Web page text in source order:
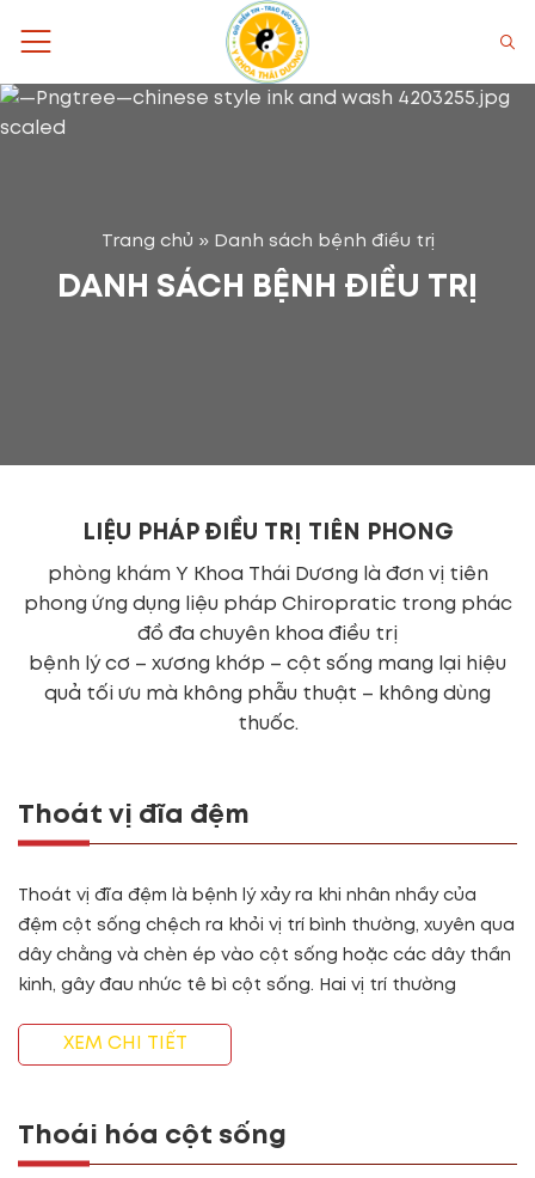
qua
dung
Trang chủ » Danh sách bệnh điều trị
DANH SÁCH BỆNH ĐIỀU TRỊ
LIỆU PHÁP ĐIỀU TRỊ TIÊN PHONG
phòng khám Y Khoa Thái Dương là đơn vị tiên
phong ứng dụng liệu pháp Chiropratic trong phác
đồ đa chuyên khoa điều trị
bệnh lý cơ – xương khớp – cột sống mang lại hiệu
quả tối ưu mà không phẫu thuật – không dùng
thuốc.
Thoát vị đĩa đệm
Thoát vị đĩa đệm là bệnh lý xảy ra khi nhân nhầy của
đệm cột sống chệch ra khỏi vị trí bình thường, xuyên qua
dây chằng và chèn ép vào cột sống hoặc các dây thần
kinh, gây đau nhức tê bì cột sống. Hai vị trí thường
XEM CHI TIẾT
Thoái hóa cột sống